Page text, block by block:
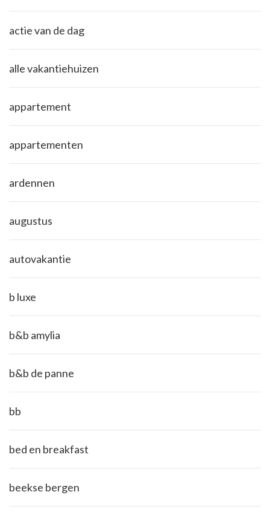
actie van de dag
alle vakantiehuizen
appartement
appartementen
ardennen
augustus
autovakantie
b luxe
b&b amylia
b&b de panne
bb
bed en breakfast
beekse bergen